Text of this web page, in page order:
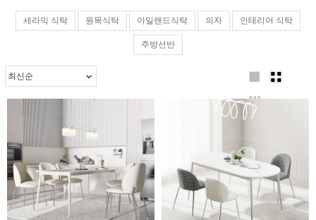
세라믹 식탁 원목식탁 아일랜드식탁 의자 인테리어 식탁
주방선반